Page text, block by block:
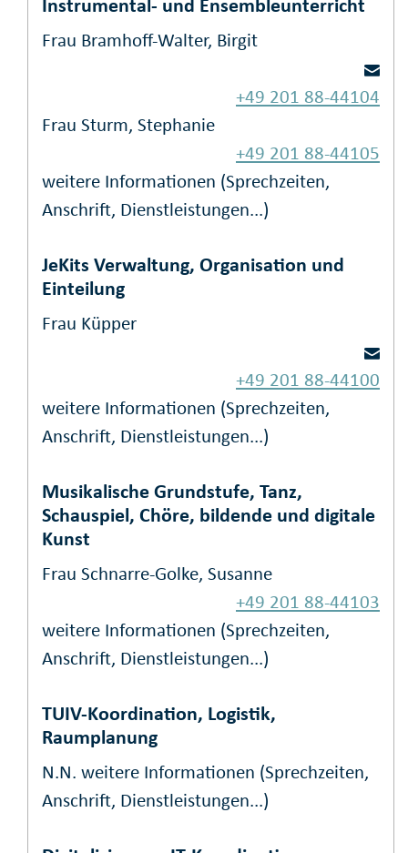
Frau Bramhoff-Walter, Birgit
+49 201 88-44104
Frau Sturm, Stephanie
+49 201 88-44105
weitere Informationen (Sprechzeiten,
Anschrift, Dienstleistungen...)
JeKits Verwaltung, Organisation und
Einteilung
Frau Küpper
+49 201 88-44100
weitere Informationen (Sprechzeiten,
Anschrift, Dienstleistungen...)
Musikalische Grundstufe, Tanz,
Schauspiel, Chöre, bildende und digitale
Kunst
Frau Schnarre-Golke, Susanne
+49 201 88-44103
weitere Informationen (Sprechzeiten,
Anschrift, Dienstleistungen...)
TUIV-Koordination, Logistik,
Raumplanung
N.N. weitere Informationen (Sprechzeiten,
Anschrift, Dienstleistungen...)